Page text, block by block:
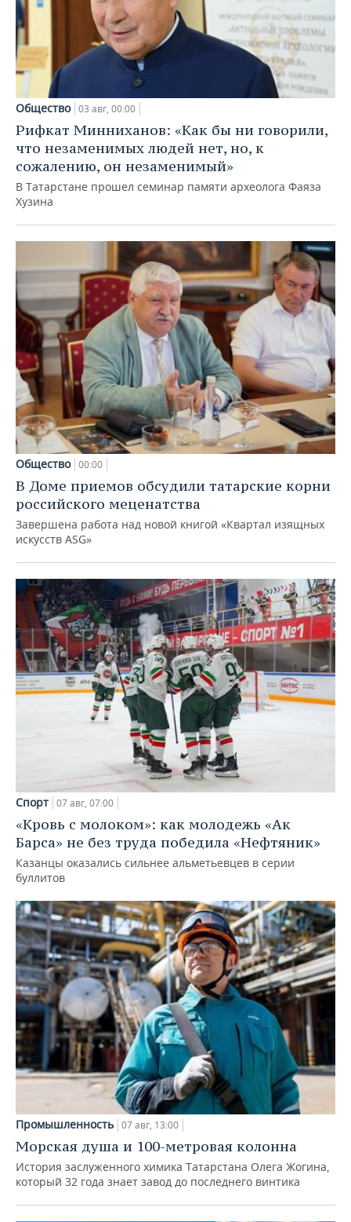
Общество 03 авг, 00:00
Рифкат Минниханов: «Как бы ни говорили,
что незаменимых людей нет, но, к
сожалению, он незаменимый»
В Татарстане прошел семинар памяти археолога Фаяза
Хузина
Общество 00:00
В Доме приемов обсудили татарские корни
российского меценатства
Завершена работа над новой книгой «Квартал изящных
искусств ASG»
Спорт 07 авг, 07:00
«Кровь с молоком»: как молодежь «Ак
Барса» не без труда победила «Нефтяник»
Казанцы оказались сильнее альметьевцев в серии
буллитов
Промышленность 07 авг, 13:00
Морская душа и 100-метровая колонна
История заслуженного химика Татарстана Олега Жогина,
который 32 года знает завод до последнего винтика